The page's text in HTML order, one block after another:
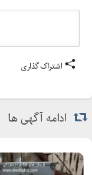
اشتراک گذاری
ادامه آگهی ها